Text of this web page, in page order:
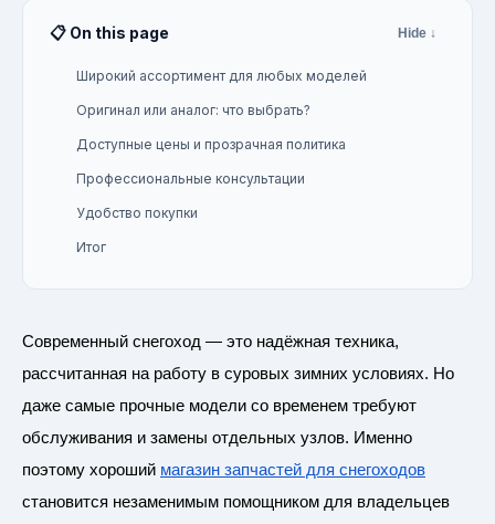
📋 On this page Hide ↓
Широкий ассортимент для любых моделей
Оригинал или аналог: что выбрать?
Доступные цены и прозрачная политика
Профессиональные консультации
Удобство покупки
Итог
Современный снегоход — это надёжная техника,
рассчитанная на работу в суровых зимних условиях. Но
даже самые прочные модели со временем требуют
обслуживания и замены отдельных узлов. Именно
поэтому хороший магазин запчастей для снегоходов
становится незаменимым помощником для владельцев